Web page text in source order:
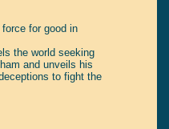
for good in
the world seeking
and unveils his
to fight the